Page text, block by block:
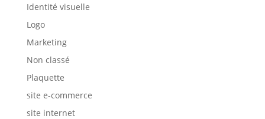
Identité visuelle
Logo
Marketing
Non classé
Plaquette
site e-commerce
site internet